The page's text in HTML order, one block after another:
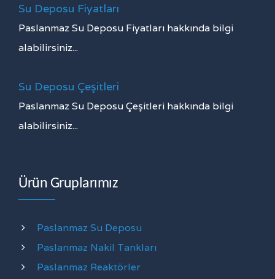
Su Deposu Fiyatları
Paslanmaz Su Deposu Fiyatları hakkında bilgi
alabilirsiniz...
Su Deposu Çeşitleri
Paslanmaz Su Deposu Çeşitleri hakkında bilgi
alabilirsiniz...
Ürün Gruplarımız
Paslanmaz Su Deposu
Paslanmaz Nakil Tankları
Paslanmaz Reaktörler